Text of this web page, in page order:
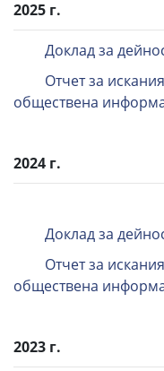
2025 г.
Доклад за
Отчет за
обществена
2024 г.
Доклад за
Отчет за
обществена
2023 г.